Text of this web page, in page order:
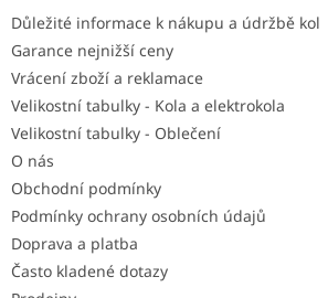
Důležité informace k nákupu a údržbě kol
Garance nejnižší ceny
Vrácení zboží a reklamace
Velikostní tabulky - Kola a elektrokola
Velikostní tabulky - Oblečení
O nás
Obchodní podmínky
Podmínky ochrany osobních údajů
Doprava a platba
Často kladené dotazy